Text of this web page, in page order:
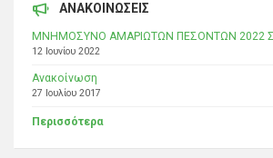
ΑΝΑΚΟΙΝΩΣΕΙΣ
ΜΝΗΜΟΣΥΝΟ ΑΜΑΡΙΩΤΩΝ ΠΕΣΟΝΤΩΝ 2022
12 Ιουνίου 2022
Ανακοίνωση
27 Ιουλίου 2017
Περισσότερα